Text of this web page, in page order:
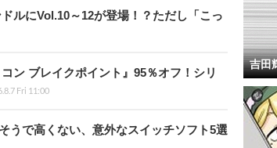
ルにVol.10～12が登場！？ただし「こっ
ン ブレイクポイント』95％オフ！シリ
Fri 11:00
うで高くない、意外なスイッチソフト5選
吉田